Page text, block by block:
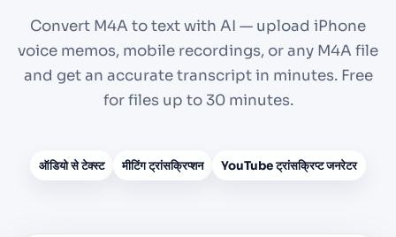
Convert M4A to text with AI — upload iPhone
voice memos, mobile recordings, or any M4A file
and get an accurate transcript in minutes. Free
for files up to 30 minutes.
ऑडियो से टेक्स्ट मीटिंग ट्रांसक्रिप्शन YouTube ट्रांसक्रिप्ट जनरेटर